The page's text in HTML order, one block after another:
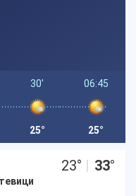
30'
25°
06:45
25°
23° | 33°